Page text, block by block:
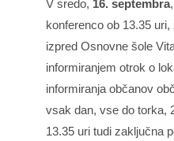
V sredo, 16. septembra
konferenco ob 13.35
izpred Osnovne šole
informiranjem otrok o
informiranja občanov
vsak dan, vse do torka,
13.35 uri tudi zaključna